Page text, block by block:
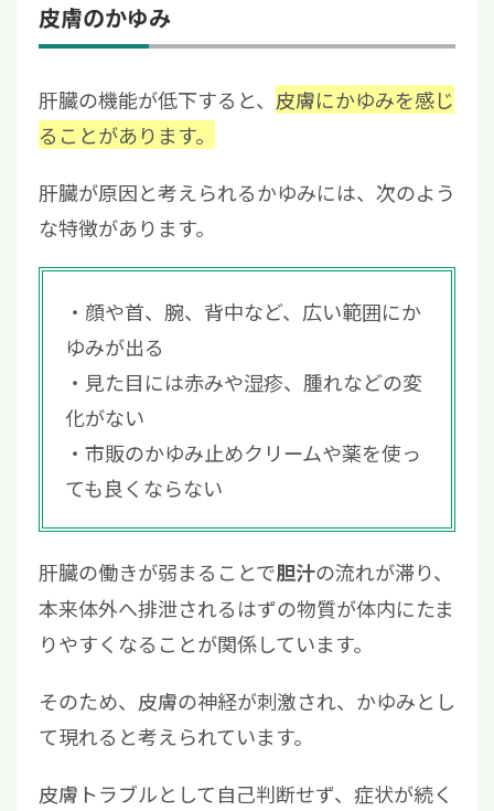
皮膚のかゆみ
肝臓の機能が低下すると、 皮膚にかゆみを感じ
ることがあります。
肝臓が原因と考えられるかゆみには、次のよう
な特徴があります。
顔や首、腕、背中など、広い範囲にか
ゆみが出る
見た目には赤みや湿疹、腫れなどの変
化がない
市販のかゆみ止めクリームや薬を使っ
ても良くならない
肝臓の働きが弱まることで胆汁の流れが滞り、
本来体外へ排泄されるはずの物質が体内にたま
りやすくなることが関係しています。
そのため、皮膚の神経が刺激され、かゆみとし
て現れると考えられています。
皮膚トラブルとして自己判断せず、症状が続く